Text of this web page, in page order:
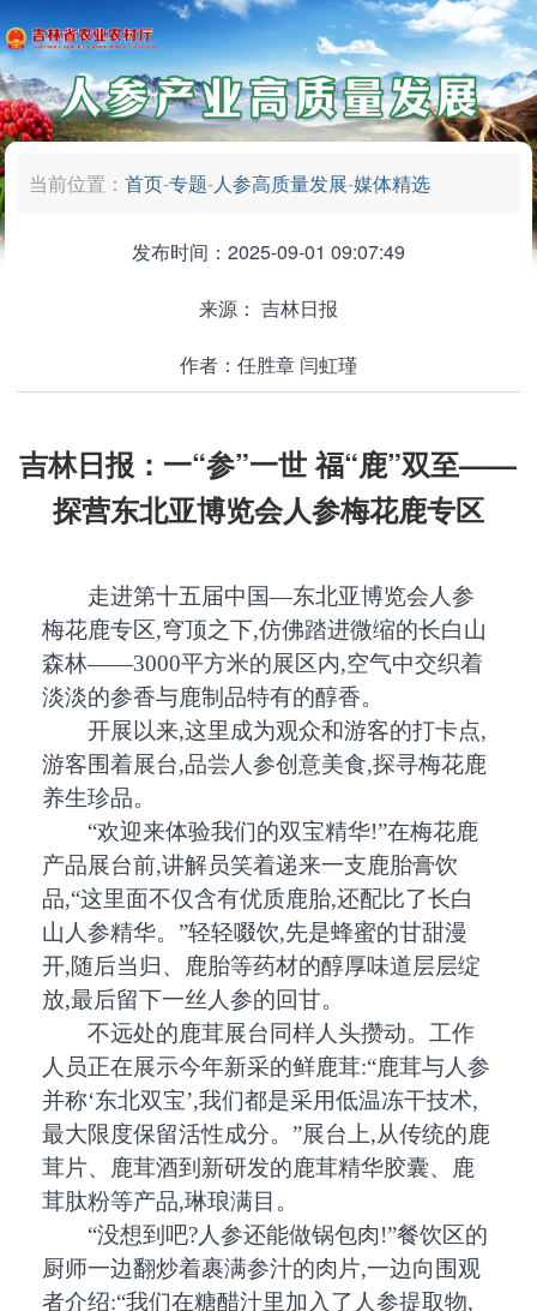
当前位置：首页-专题-人参高质量发展-媒体精选
发布时间：2025-09-01 09:07:49
来源： 吉林日报
作者：任胜章 闫虹瑾
吉林日报：一“参”一世 福“鹿”双至——
探营东北亚博览会人参梅花鹿专区
走进第十五届中国—东北亚博览会人参
梅花鹿专区,穹顶之下,仿佛踏进微缩的长白山
森林——3000平方米的展区内,空气中交织着
淡淡的参香与鹿制品特有的醇香。
开展以来,这里成为观众和游客的打卡点,
游客围着展台,品尝人参创意美食,探寻梅花鹿
养生珍品。
“欢迎来体验我们的双宝精华!”在梅花鹿
产品展台前,讲解员笑着递来一支鹿胎膏饮
品,“这里面不仅含有优质鹿胎,还配比了长白
山人参精华。”轻轻啜饮,先是蜂蜜的甘甜漫
开,随后当归、鹿胎等药材的醇厚味道层层绽
放,最后留下一丝人参的回甘。
不远处的鹿茸展台同样人头攒动。工作
人员正在展示今年新采的鲜鹿茸:“鹿茸与人参
并称‘东北双宝’,我们都是采用低温冻干技术,
最大限度保留活性成分。”展台上,从传统的鹿
茸片、鹿茸酒到新研发的鹿茸精华胶囊、鹿
茸肽粉等产品,琳琅满目。
“没想到吧?人参还能做锅包肉!”餐饮区的
厨师一边翻炒着裹满参汁的肉片,一边向围观
者介绍:“我们在糖醋汁里加入了人参提取物,